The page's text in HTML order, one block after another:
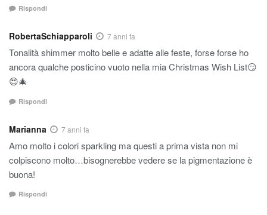
Rispondi
RobertaSchiapparoli 7 anni fa
Tonalità shimmer molto belle e adatte alle feste, forse forse ho
ancora qualche posticino vuoto nella mia Christmas Wish List😏
😍🎄
Rispondi
Marianna 7 anni fa
Amo molto i colori sparkling ma questi a prima vista non mi
colpiscono molto…bisognerebbe vedere se la pigmentazione è
buona!
Rispondi